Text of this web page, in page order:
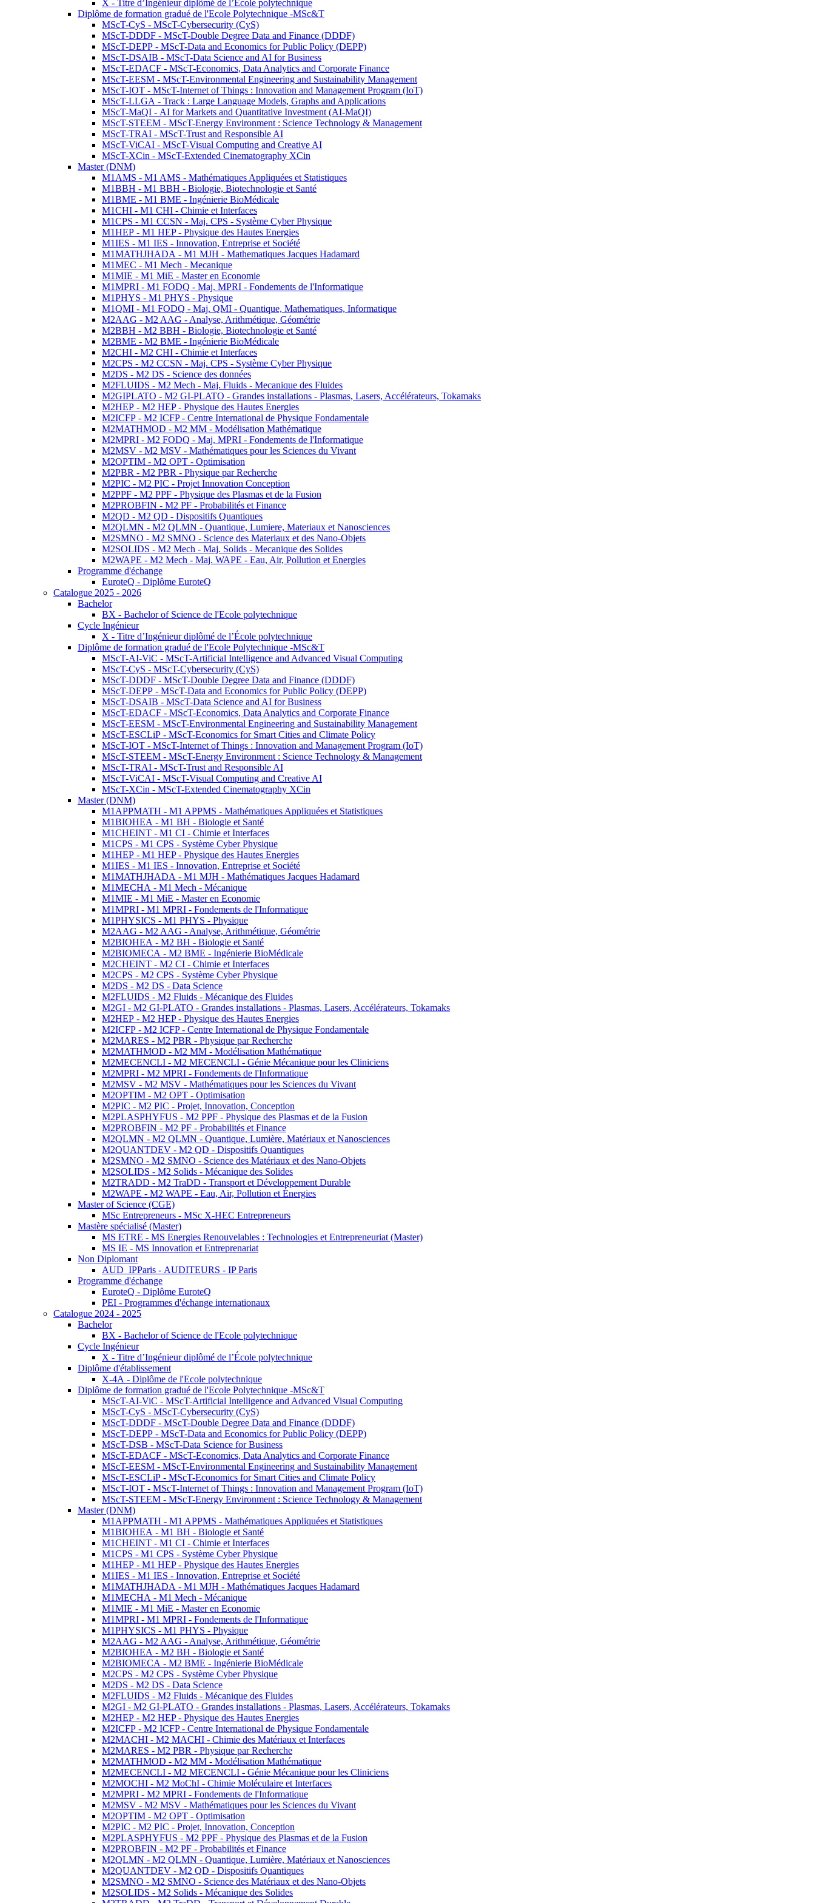
X - Titre d’Ingénieur diplômé de l’École polytechnique
Diplôme de formation gradué de l'Ecole Polytechnique -MSc&T
MScT-CyS - MScT-Cybersecurity (CyS)
MScT-DDDF - MScT-Double Degree Data and Finance (DDDF)
MScT-DEPP - MScT-Data and Economics for Public Policy (DEPP)
MScT-DSAIB - MScT-Data Science and AI for Business
MScT-EDACF - MScT-Economics, Data Analytics and Corporate Finance
MScT-EESM - MScT-Environmental Engineering and Sustainability Management
MScT-IOT - MScT-Internet of Things : Innovation and Management Program (IoT)
MScT-LLGA - Track : Large Language Models, Graphs and Applications
MScT-MaQI - AI for Markets and Quantitative Investment (AI-MaQI)
MScT-STEEM - MScT-Energy Environment : Science Technology & Management
MScT-TRAI - MScT-Trust and Responsible AI
MScT-ViCAI - MScT-Visual Computing and Creative AI
MScT-XCin - MScT-Extended Cinematography XCin
Master (DNM)
M1AMS - M1 AMS - Mathématiques Appliquées et Statistiques
M1BBH - M1 BBH - Biologie, Biotechnologie et Santé
M1BME - M1 BME - Ingénierie BioMédicale
M1CHI - M1 CHI - Chimie et Interfaces
M1CPS - M1 CCSN - Maj. CPS - Système Cyber Physique
M1HEP - M1 HEP - Physique des Hautes Energies
M1IES - M1 IES - Innovation, Entreprise et Société
M1MATHJHADA - M1 MJH - Mathematiques Jacques Hadamard
M1MEC - M1 Mech - Mecanique
M1MIE - M1 MiE - Master en Economie
M1MPRI - M1 FODQ - Maj. MPRI - Fondements de l'Informatique
M1PHYS - M1 PHYS - Physique
M1QMI - M1 FODQ - Maj. QMI - Quantique, Mathematiques, Informatique
M2AAG - M2 AAG - Analyse, Arithmétique, Géométrie
M2BBH - M2 BBH - Biologie, Biotechnologie et Santé
M2BME - M2 BME - Ingénierie BioMédicale
M2CHI - M2 CHI - Chimie et Interfaces
M2CPS - M2 CCSN - Maj. CPS - Système Cyber Physique
M2DS - M2 DS - Science des données
M2FLUIDS - M2 Mech - Maj. Fluids - Mecanique des Fluides
M2GIPLATO - M2 GI-PLATO - Grandes installations - Plasmas, Lasers, Accélérateurs, Tokamaks
M2HEP - M2 HEP - Physique des Hautes Energies
M2ICFP - M2 ICFP - Centre International de Physique Fondamentale
M2MATHMOD - M2 MM - Modélisation Mathématique
M2MPRI - M2 FODQ - Maj. MPRI - Fondements de l'Informatique
M2MSV - M2 MSV - Mathématiques pour les Sciences du Vivant
M2OPTIM - M2 OPT - Optimisation
M2PBR - M2 PBR - Physique par Recherche
M2PIC - M2 PIC - Projet Innovation Conception
M2PPF - M2 PPF - Physique des Plasmas et de la Fusion
M2PROBFIN - M2 PF - Probabilités et Finance
M2QD - M2 QD - Dispositifs Quantiques
M2QLMN - M2 QLMN - Quantique, Lumiere, Materiaux et Nanosciences
M2SMNO - M2 SMNO - Science des Materiaux et des Nano-Objets
M2SOLIDS - M2 Mech - Maj. Solids - Mecanique des Solides
M2WAPE - M2 Mech - Maj. WAPE - Eau, Air, Pollution et Energies
Programme d'échange
EuroteQ - Diplôme EuroteQ
Catalogue 2025 - 2026
Bachelor
BX - Bachelor of Science de l'Ecole polytechnique
Cycle Ingénieur
X - Titre d’Ingénieur diplômé de l’École polytechnique
Diplôme de formation gradué de l'Ecole Polytechnique -MSc&T
MScT-AI-ViC - MScT-Artificial Intelligence and Advanced Visual Computing
MScT-CyS - MScT-Cybersecurity (CyS)
MScT-DDDF - MScT-Double Degree Data and Finance (DDDF)
MScT-DEPP - MScT-Data and Economics for Public Policy (DEPP)
MScT-DSAIB - MScT-Data Science and AI for Business
MScT-EDACF - MScT-Economics, Data Analytics and Corporate Finance
MScT-EESM - MScT-Environmental Engineering and Sustainability Management
MScT-ESCLiP - MScT-Economics for Smart Cities and Climate Policy
MScT-IOT - MScT-Internet of Things : Innovation and Management Program (IoT)
MScT-STEEM - MScT-Energy Environment : Science Technology & Management
MScT-TRAI - MScT-Trust and Responsible AI
MScT-ViCAI - MScT-Visual Computing and Creative AI
MScT-XCin - MScT-Extended Cinematography XCin
Master (DNM)
M1APPMATH - M1 APPMS - Mathématiques Appliquées et Statistiques
M1BIOHEA - M1 BH - Biologie et Santé
M1CHEINT - M1 CI - Chimie et Interfaces
M1CPS - M1 CPS - Système Cyber Physique
M1HEP - M1 HEP - Physique des Hautes Energies
M1IES - M1 IES - Innovation, Entreprise et Société
M1MATHJHADA - M1 MJH - Mathématiques Jacques Hadamard
M1MECHA - M1 Mech - Mécanique
M1MIE - M1 MiE - Master en Economie
M1MPRI - M1 MPRI - Fondements de l'Informatique
M1PHYSICS - M1 PHYS - Physique
M2AAG - M2 AAG - Analyse, Arithmétique, Géométrie
M2BIOHEA - M2 BH - Biologie et Santé
M2BIOMECA - M2 BME - Ingénierie BioMédicale
M2CHEINT - M2 CI - Chimie et Interfaces
M2CPS - M2 CPS - Système Cyber Physique
M2DS - M2 DS - Data Science
M2FLUIDS - M2 Fluids - Mécanique des Fluides
M2GI - M2 GI-PLATO - Grandes installations - Plasmas, Lasers, Accélérateurs, Tokamaks
M2HEP - M2 HEP - Physique des Hautes Energies
M2ICFP - M2 ICFP - Centre International de Physique Fondamentale
M2MARES - M2 PBR - Physique par Recherche
M2MATHMOD - M2 MM - Modélisation Mathématique
M2MECENCLI - M2 MECENCLI - Génie Mécanique pour les Cliniciens
M2MPRI - M2 MPRI - Fondements de l'Informatique
M2MSV - M2 MSV - Mathématiques pour les Sciences du Vivant
M2OPTIM - M2 OPT - Optimisation
M2PIC - M2 PIC - Projet, Innovation, Conception
M2PLASPHYFUS - M2 PPF - Physique des Plasmas et de la Fusion
M2PROBFIN - M2 PF - Probabilités et Finance
M2QLMN - M2 QLMN - Quantique, Lumière, Matériaux et Nanosciences
M2QUANTDEV - M2 QD - Dispositifs Quantiques
M2SMNO - M2 SMNO - Science des Matériaux et des Nano-Objets
M2SOLIDS - M2 Solids - Mécanique des Solides
M2TRADD - M2 TraDD - Transport et Développement Durable
M2WAPE - M2 WAPE - Eau, Air, Pollution et Énergies
Master of Science (CGE)
MSc Entrepreneurs - MSc X-HEC Entrepreneurs
Mastère spécialisé (Master)
MS ETRE - MS Energies Renouvelables : Technologies et Entrepreneuriat (Master)
MS IE - MS Innovation et Entreprenariat
Non Diplomant
AUD_IPParis - AUDITEURS - IP Paris
Programme d'échange
EuroteQ - Diplôme EuroteQ
PEI - Programmes d'échange internationaux
Catalogue 2024 - 2025
Bachelor
BX - Bachelor of Science de l'Ecole polytechnique
Cycle Ingénieur
X - Titre d’Ingénieur diplômé de l’École polytechnique
Diplôme d'établissement
X-4A - Diplôme de l'Ecole polytechnique
Diplôme de formation gradué de l'Ecole Polytechnique -MSc&T
MScT-AI-ViC - MScT-Artificial Intelligence and Advanced Visual Computing
MScT-CyS - MScT-Cybersecurity (CyS)
MScT-DDDF - MScT-Double Degree Data and Finance (DDDF)
MScT-DEPP - MScT-Data and Economics for Public Policy (DEPP)
MScT-DSB - MScT-Data Science for Business
MScT-EDACF - MScT-Economics, Data Analytics and Corporate Finance
MScT-EESM - MScT-Environmental Engineering and Sustainability Management
MScT-ESCLiP - MScT-Economics for Smart Cities and Climate Policy
MScT-IOT - MScT-Internet of Things : Innovation and Management Program (IoT)
MScT-STEEM - MScT-Energy Environment : Science Technology & Management
Master (DNM)
M1APPMATH - M1 APPMS - Mathématiques Appliquées et Statistiques
M1BIOHEA - M1 BH - Biologie et Santé
M1CHEINT - M1 CI - Chimie et Interfaces
M1CPS - M1 CPS - Système Cyber Physique
M1HEP - M1 HEP - Physique des Hautes Energies
M1IES - M1 IES - Innovation, Entreprise et Société
M1MATHJHADA - M1 MJH - Mathématiques Jacques Hadamard
M1MECHA - M1 Mech - Mécanique
M1MIE - M1 MiE - Master en Economie
M1MPRI - M1 MPRI - Fondements de l'Informatique
M1PHYSICS - M1 PHYS - Physique
M2AAG - M2 AAG - Analyse, Arithmétique, Géométrie
M2BIOHEA - M2 BH - Biologie et Santé
M2BIOMECA - M2 BME - Ingénierie BioMédicale
M2CPS - M2 CPS - Système Cyber Physique
M2DS - M2 DS - Data Science
M2FLUIDS - M2 Fluids - Mécanique des Fluides
M2GI - M2 GI-PLATO - Grandes installations - Plasmas, Lasers, Accélérateurs, Tokamaks
M2HEP - M2 HEP - Physique des Hautes Energies
M2ICFP - M2 ICFP - Centre International de Physique Fondamentale
M2MACHI - M2 MACHI - Chimie des Matériaux et Interfaces
M2MARES - M2 PBR - Physique par Recherche
M2MATHMOD - M2 MM - Modélisation Mathématique
M2MECENCLI - M2 MECENCLI - Génie Mécanique pour les Cliniciens
M2MOCHI - M2 MoChI - Chimie Moléculaire et Interfaces
M2MPRI - M2 MPRI - Fondements de l'Informatique
M2MSV - M2 MSV - Mathématiques pour les Sciences du Vivant
M2OPTIM - M2 OPT - Optimisation
M2PIC - M2 PIC - Projet, Innovation, Conception
M2PLASPHYFUS - M2 PPF - Physique des Plasmas et de la Fusion
M2PROBFIN - M2 PF - Probabilités et Finance
M2QLMN - M2 QLMN - Quantique, Lumière, Matériaux et Nanosciences
M2QUANTDEV - M2 QD - Dispositifs Quantiques
M2SMNO - M2 SMNO - Science des Matériaux et des Nano-Objets
M2SOLIDS - M2 Solids - Mécanique des Solides